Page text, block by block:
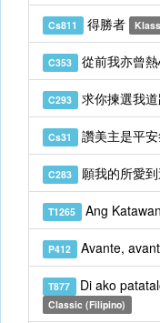
Cs811 得勝者
C353 從前我亦曾
C293 求你揀選我道
Cs31 讚美主是平
C283 願我的所愛
T1265 Ang
P412 Avante,
T877 Di ako
Classic (Filipino)